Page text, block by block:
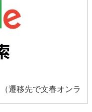
（遷移先で文春オンラ